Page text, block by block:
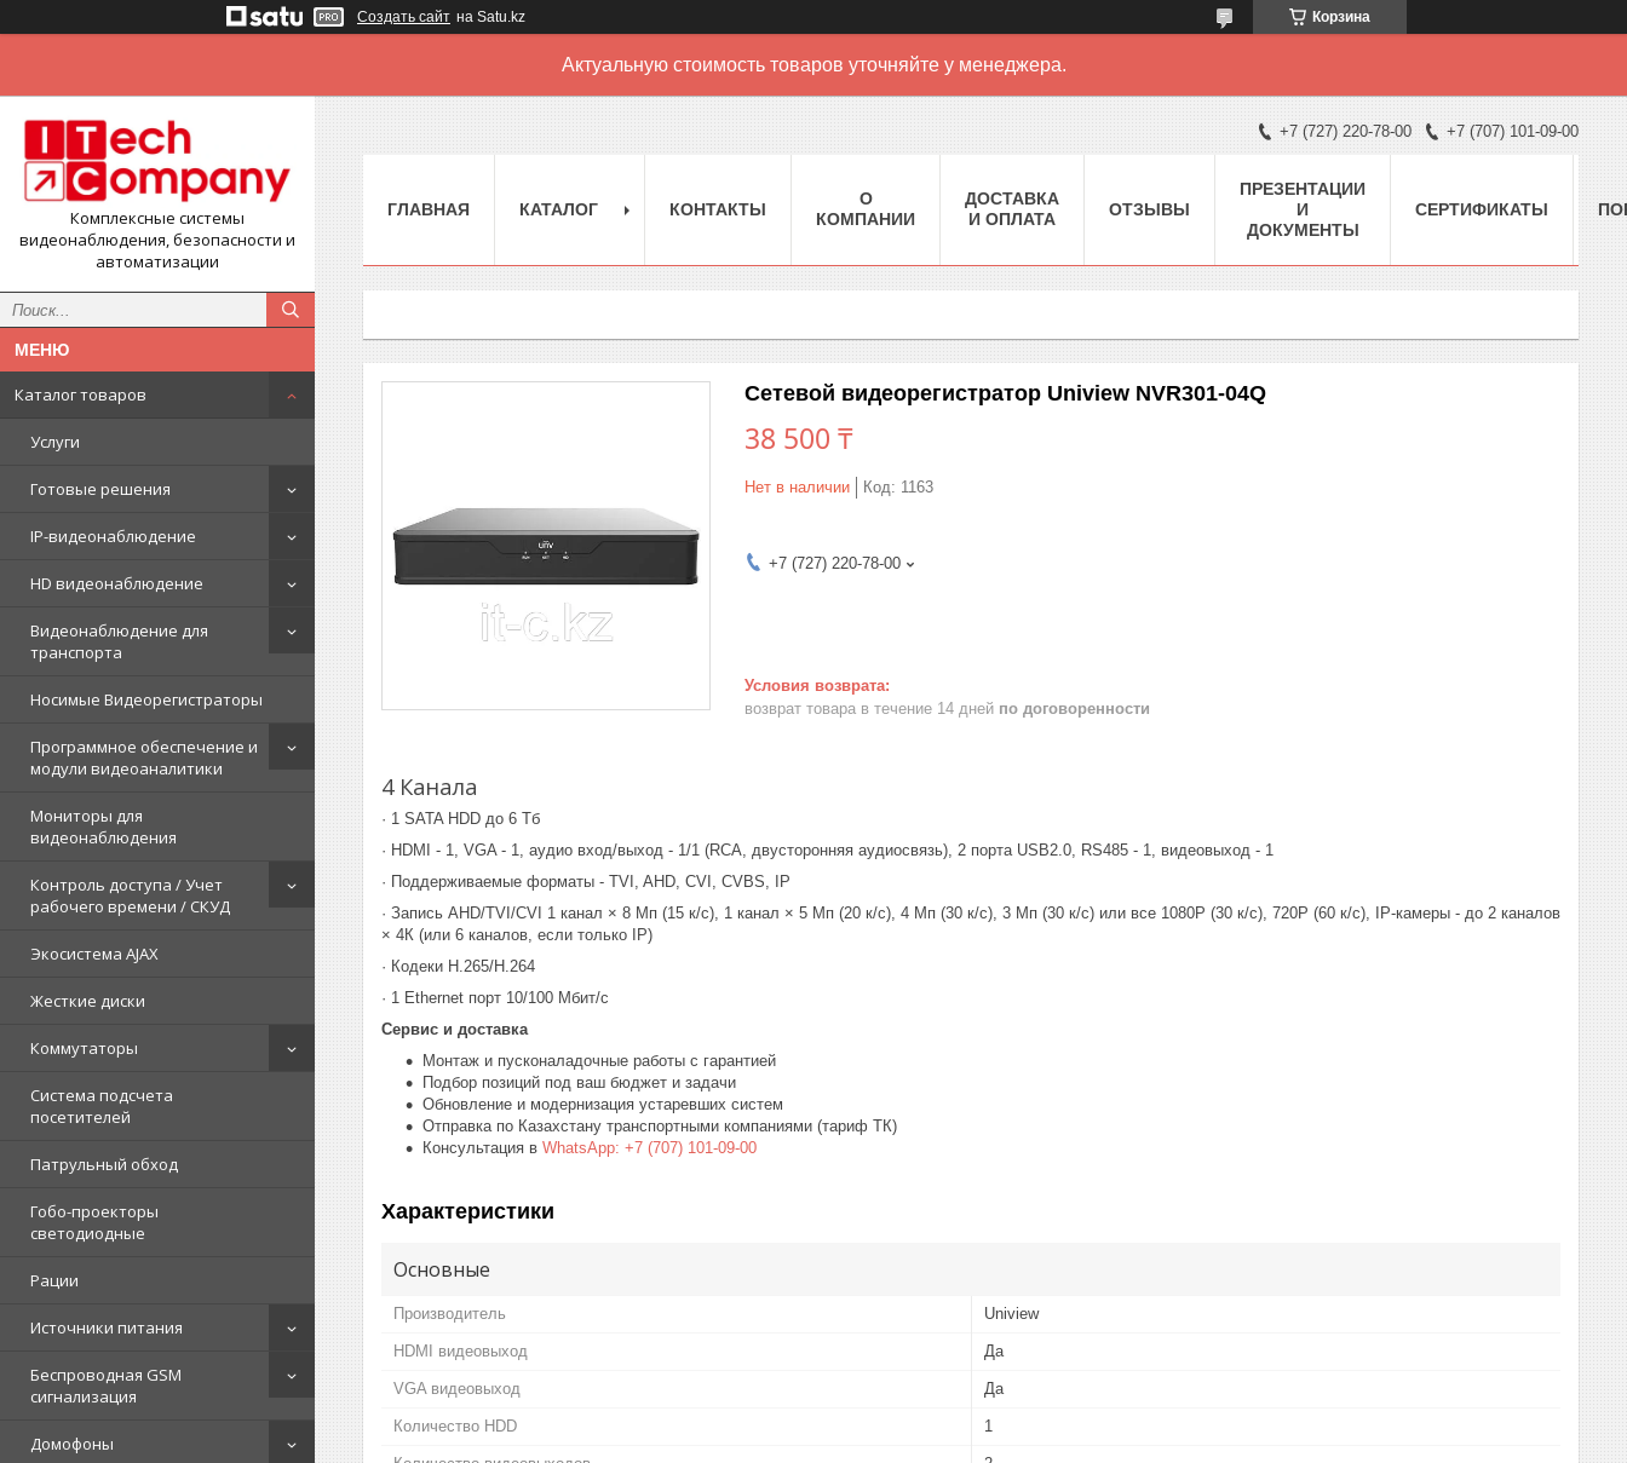
Создать сайт на Satu.kz Корзина
Актуальную стоимость товаров уточняйте у менеджера.
Комплексные системы
видеонаблюдения, безопасности и
автоматизации
Каталог товаров
Услуги
Готовые решения
IP-видеонаблюдение
HD видеонаблюдение
Видеонаблюдение для
транспорта
Носимые Видеорегистраторы
Программное обеспечение и
модули видеоаналитики
Мониторы для
видеонаблюдения
Контроль доступа / Учет
рабочего времени / СКУД
Экосистема AJAX
Жесткие диски
Коммутаторы
Система подсчета
посетителей
Патрульный обход
Гобо-проекторы
светодиодные
Рации
Источники питания
Беспроводная GSM
сигнализация
Домофоны
+7 (727) 220-78-00 +7 (707) 101-09-00
ГЛАВНАЯ КАТАЛОГ КОНТАКТЫ
О
КОМПАНИИ
ДОСТАВКА
И ОПЛАТА
ОТЗЫВЫ
ПРЕЗЕНТАЦИИ
И
ДОКУМЕНТЫ
СЕРТИФИКАТЫ
Сетевой видеорегистратор Uniview NVR301-04Q
38 500 ₸
Нет в наличии Код: 1163
+7 (727) 220-78-00
возврат товара в течение 14 дней по договоренности
4 Канала
· 1 SATA HDD до 6 Тб
· HDMI - 1, VGA - 1, аудио вход/выход - 1/1 (RCA, двусторонняя аудиосвязь), 2 порта USB2.0, RS485 - 1, видеовыход - 1
· Поддерживаемые форматы - TVI, AHD, CVI, CVBS, IP
· Запись AHD/TVI/CVI 1 канал × 8 Мп (15 к/с), 1 канал × 5 Мп (20 к/с), 4 Мп (30 к/с), 3 Мп (30 к/с) или все 1080Р (30 к/с), 720Р (60 к/с), IP-камеры - до 2 каналов
× 4К (или 6 каналов, если только IP)
· Кодеки H.265/H.264
· 1 Ethernet порт 10/100 Мбит/с
Сервис и доставка
Монтаж и пусконаладочные работы с гарантией
Подбор позиций под ваш бюджет и задачи
Обновление и модернизация устаревших систем
Отправка по Казахстану транспортными компаниями (тариф ТК)
Консультация в WhatsApp: +7 (707) 101-09-00
Характеристики
Основные
Производитель Uniview
HDMI видеовыход Да
VGA видеовыход Да
Количество HDD 1